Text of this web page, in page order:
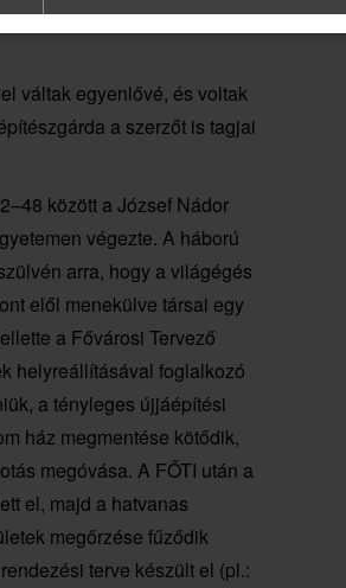
amikor a „lecsendesítés”
váltak egyenlővé, és voltak
a szerzőt is tagjai
között a József Nádor
végezte. A háború
arra, hogy a világégés
elől menekülve társai egy
a Fővárosi Tervező
helyreállításával foglalkozó
a tényleges újjáépítési
ház megmentése kötődik,
megóvása. A FŐTI után a
el, majd a hatvanas
megőrzése fűződik
terve készült el (pl.: